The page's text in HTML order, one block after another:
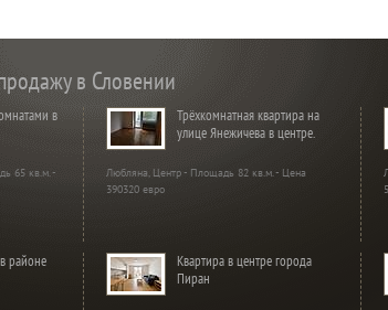
в Словении
в
65 кв.м. -
Трёхкомнатная квартира на
улице Янежичева в центре.
Любляна, Центр - Площадь 82 кв.м. - Цена
390320 евро
районе
Квартира в центре города
Пиран